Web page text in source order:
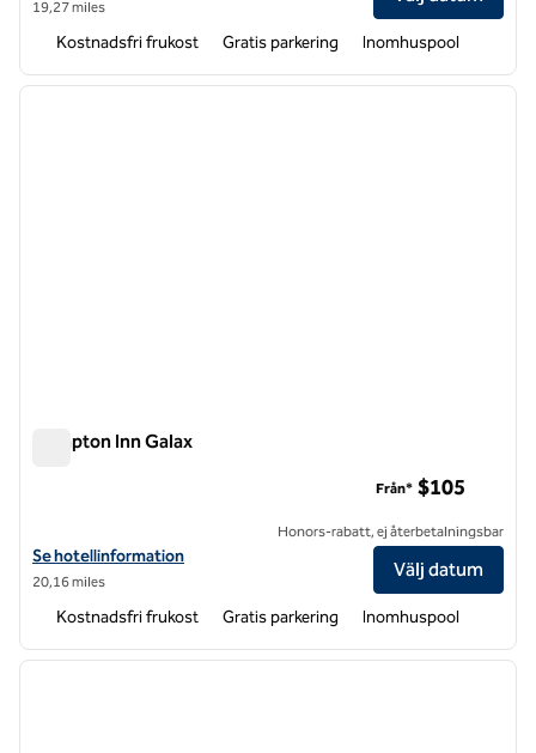
19,27 miles
Kostnadsfri frukost Gratis parkering Inomhuspool
1 av 12
nästa
Hampton Inn Galax
Visa hotelldetaljer för Hampton Inn Galax
Se hotellinformation
20,16 miles
Från* $105
Honors-rabatt, ej återbetalningsbar
Välj datum
Kostnadsfri frukost Gratis parkering Inomhuspool
1 av 12
nästa